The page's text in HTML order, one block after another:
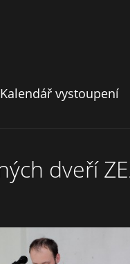
Kalendář vystoupení
dveří